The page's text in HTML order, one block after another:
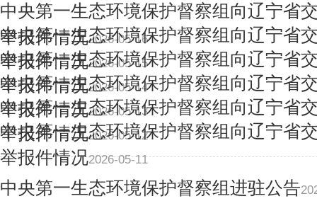
中央第一生态环境保护督察组向辽宁省
举报件情况2026-05-16
中央第一生态环境保护督察组向辽宁省
举报件情况2026-05-15
中央第一生态环境保护督察组向辽宁省
举报件情况2026-05-14
中央第一生态环境保护督察组向辽宁省
举报件情况2026-05-13
中央第一生态环境保护督察组向辽宁省
举报件情况2026-05-12
中央第一生态环境保护督察组向辽宁省
举报件情况2026-05-11
中央第一生态环境保护督察组进驻公告